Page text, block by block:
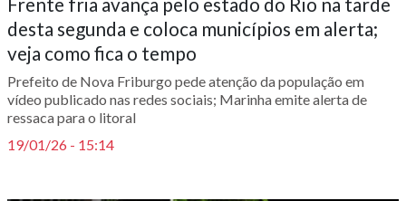
desta segunda e coloca municípios em alerta;
veja como fica o tempo
Prefeito de Nova Friburgo pede atenção da população em
vídeo publicado nas redes sociais; Marinha emite alerta de
ressaca para o litoral
19/01/26 - 15:14